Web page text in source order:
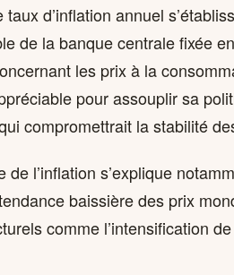
taux d’inflation annuel
de la banque centrale fixée
les prix à la
pour assouplir sa
compromettrait la stabilité
de l’inflation s’explique
baissière des prix
comme l’intensification